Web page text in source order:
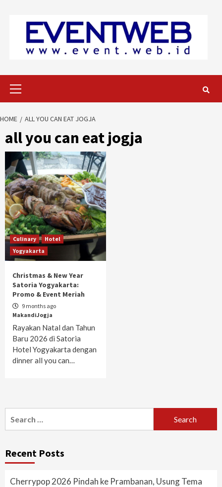
HOME ALL YOU CAN EAT JOGJA
all you can eat jogja
Culinary
Hotel
Yogyakarta
Christmas & New Year
Satoria Yogyakarta:
Promo & Event Meriah
9 months ago
MakandiJogja
Rayakan Natal dan Tahun
Baru 2026 di Satoria
Hotel Yogyakarta dengan
dinner all you can…
for:
Recent Posts
Cherrypop 2026 Pindah ke Prambanan, Usung Tema